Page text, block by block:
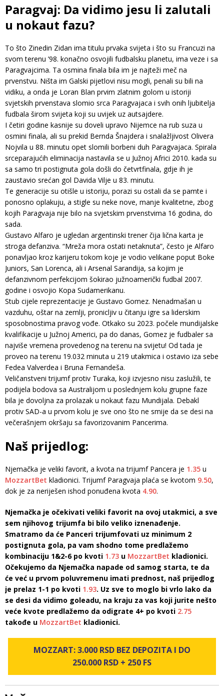
Paragvaj: Da vidimo jesu li zalutali
u nokaut fazu?
To što Zinedin Zidan ima titulu prvaka svijeta i što su Francuzi na
svom terenu ’98. konačno osvojili fudbalsku planetu, ima veze i sa
Paragvajcima. Ta osmina finala bila im je najteži meč na
prvenstvu. Ništa im Galski pijetlovi nisu mogli, penali su bili na
vidiku, a onda je Loran Blan prvim zlatnim golom u istoriji
svjetskih prvenstava slomio srca Paragvajaca i svih onih ljubitelja
fudbala širom svijeta koji su uvijek uz autsajdere.
I četiri godine kasnije su doveli upravo Nijemce na rub suza u
osmini finala, ali su prekid Bernda Šnajdera i snalažljivost Olivera
Nojvila u 88. minutu opet slomili borbeni duh Paragvajaca. Spirala
srceparajućih eliminacija nastavila se u Južnoj Africi 2010. kada su
sa samo tri postignuta gola došli do četvrtfinala, gdje ih je
zaustavio srećan gol Davida Vilje u 83. minutu.
Te generacije su otišle u istoriju, porazi su ostali da se pamte i
ponosno oplakuju, a stigle su neke nove, manje kvalitetne, zbog
kojih Paragvaja nije bilo na svjetskim prvenstvima 16 godina, do
sada.
Gustavo Alfaro je ugledan argentinski trener čija lična karta je
stroga defanziva. “Mreža mora ostati netaknuta”, često je Alfaro
ponavljao kroz karijeru tokom koje je vodio velikane poput Boke
Juniors, San Lorenca, ali i Arsenal Sarandija, sa kojim je
defanzivnom perfekcijom šokirao južnoamerički fudbal 2007.
godine i osvojio Kopa Sudamerikanu.
Stub cijele reprezentacije je Gustavo Gomez. Nenadmašan u
vazduhu, oštar na zemlji, pronicljiv u čitanju igre sa liderskim
sposobnostima pravog vođe. Otkako su 2023. počele mundijalske
kvalifikacije u Južnoj Americi, pa do danas, Gomez je fudbaler sa
najviše vremena provedenog na terenu na svijetu! Od tada je
proveo na terenu 19.032 minuta u 219 utakmica i ostavio iza sebe
Fedea Valverdea i Bruna Fernandeša.
Veličanstveni trijumf protiv Turaka, koji izvjesno nisu zaslužili, te
podijela bodova sa Australijom u poslednjem kolu grupne faze
bila je dovoljna za prolazak u nokaut fazu Mundijala. Debakl
protiv SAD-a u prvom kolu je sve ono što ne smije da se desi na
večerašnjem okršaju sa favorizovanim Pancerima.
Naš prijedlog:
Njemačka je veliki favorit, a kvota na trijumf Pancera je 1.35 u
MozzartBet kladionici. Trijumf Paragvaja plaća se kvotom 9.50,
dok je za neriješen ishod ponuđena kvota 4.90.
Njemačka je očekivati veliki favorit na ovoj utakmici, a sve
sem njihovog trijumfa bi bilo veliko iznenađenje.
Smatramo da će Panceri trijumfovati uz minimum 2
postignuta gola, pa vam shodno tome predlažemo
kombinaciju 1&2-6 po kvoti 1.73 u MozzartBet kladionici.
Očekujemo da Njemačka napade od samog starta, te da
će već u prvom poluvremenu imati prednost, naš prijedlog
je prelaz 1-1 po kvoti 1.93. Uz sve to moglo bi vrlo lako da
se desi da vidimo goleadu, na kraju za vas koji jurite nešto
veće kvote predlažemo da odigrate 4+ po kvoti 2.75
takođe u MozzartBet kladionici.
MOZZART: 3.000 RSD BEZ DEPOZITA I DO
250.000 RSD + 250 FS